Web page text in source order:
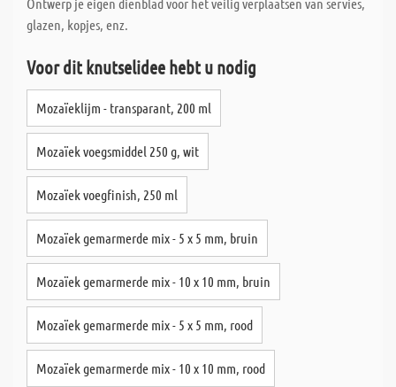
glazen, kopjes, enz.
Voor dit knutselidee hebt u nodig
Mozaïeklijm - transparant, 200 ml
Mozaïek voegsmiddel 250 g, wit
Mozaïek voegfinish, 250 ml
Mozaïek gemarmerde mix - 5 x 5 mm, bruin
Mozaïek gemarmerde mix - 10 x 10 mm, bruin
Mozaïek gemarmerde mix - 5 x 5 mm, rood
Mozaïek gemarmerde mix - 10 x 10 mm, rood